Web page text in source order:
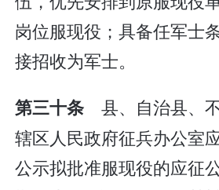
岗位服现役；具备任军士
接招收为军士。
第三十条 县、自治县、
辖区人民政府征兵办公室
公示拟批准服现役的应征